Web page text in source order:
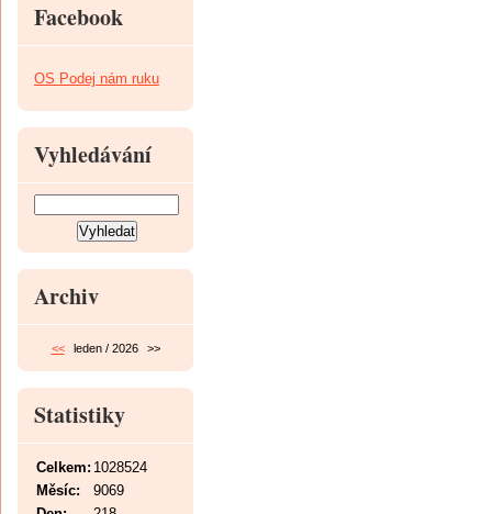
Facebook
OS Podej nám ruku
Vyhledávání
Archiv
<< leden / 2026 >>
Statistiky
Celkem: 1028524
Měsíc:
9069